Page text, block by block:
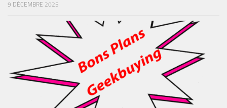
9 DÉCEMBRE 2025